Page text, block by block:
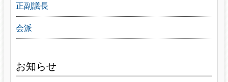
正副議長
会派
お知らせ